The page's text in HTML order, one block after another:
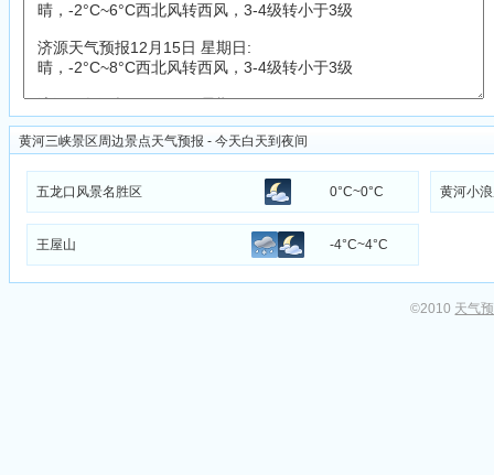
黄河三峡景区周边景点天气预报 - 今天白天到夜间
五龙口风景名胜区 0°C~0°C 黄河小
王屋山 -4°C~4°C
©2010 天气